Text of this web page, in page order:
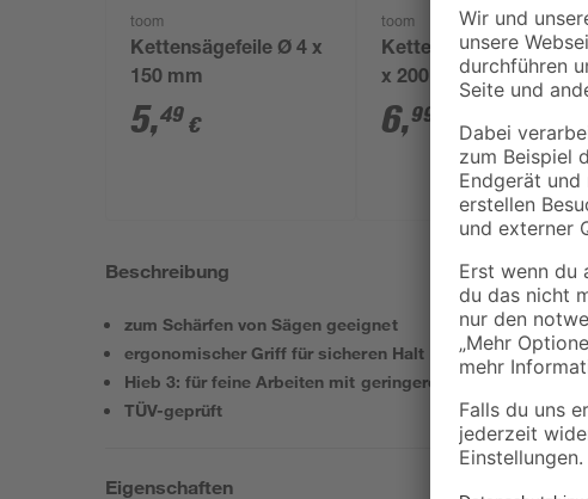
toom
Kettensägefeile Ø 4 x
150 mm
5,49 €
toom
Kettensägefeile Ø 4,8
x 200 mm
6,99
Beschreibung
zum Schärfen von Sägen geeignet
ergonomischer Griff für sicheren Halt
Hieb 3: für feine Arbeiten mit geringerem Materialabtrag
TÜV-geprüft
Eigenschaften